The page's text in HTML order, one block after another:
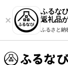
ふるな
返礼品
ふるさと納